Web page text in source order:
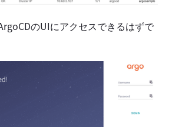
のUIにアクセスできるはずで